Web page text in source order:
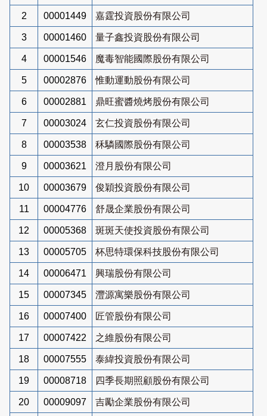
2 00001449 嘉霆投資股份有限公司
3 00001460 量子鑫投資股份有限公司
4 00001546 魔毒智能國際股份有限公司
5 00002876 惟動運動股份有限公司
6 00002881 鼎旺蜜醬燒烤股份有限公司
7 00003024 玄仁投資股份有限公司
8 00003538 秝驎國際股份有限公司
9 00003621 澄月股份有限公司
10 00003679 俊穎投資股份有限公司
11 00004776 舒晟企業股份有限公司
12 00005368 斑斑天使投資股份有限公司
13 00005705 杯思特環保科技股份有限公司
14 00006471 興瑞股份有限公司
15 00007345 灃源寓樂股份有限公司
16 00007400 匠管股份有限公司
17 00007422 之維股份有限公司
18 00007555 泰緯投資股份有限公司
19 00008718 四季長期照顧股份有限公司
20 00009097 吉勵企業股份有限公司